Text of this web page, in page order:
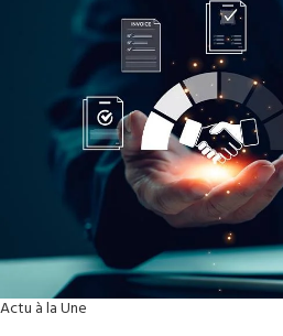
Actu à la Une